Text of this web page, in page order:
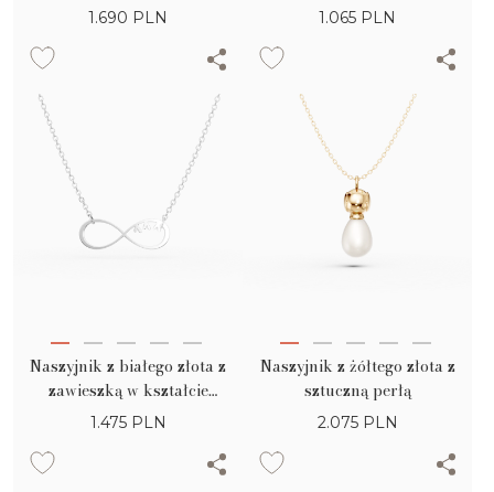
1.690 PLN 1.065 PLN
Naszyjnik z białego złota z
zawieszką w kształcie
nieskończoności
1.475 PLN
Naszyjnik z żółtego złota z
sztuczną perłą
2.075 PLN